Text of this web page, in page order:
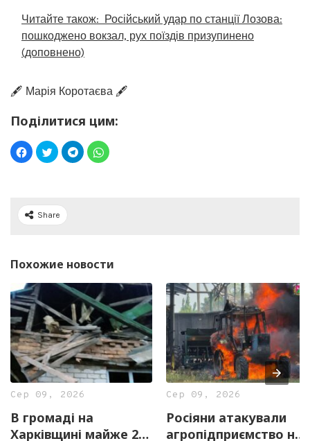
Читайте також: Російський удар по станції Лозова:
пошкоджено вокзал, рух поїздів призупинено
(доповнено)
🖋️ Марія Коротаєва 🖋️
Поділитися цим:
Share
Похожие новости
Сер 09, 2026
В громаді на
Харківщині майже 2
Сер 09, 2026
Росіяни атакували
агропідприємство на